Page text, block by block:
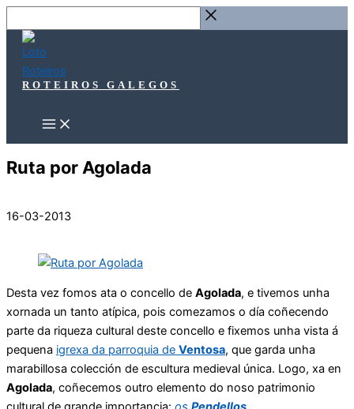
ao
contido
…
ROTEIROS GALEGOS
Ruta por Agolada
16-03-2013
Desta vez fomos ata o concello de Agolada, e tivemos unha
xornada un tanto atípica, pois comezamos o día coñecendo
parte da riqueza cultural deste concello e fixemos unha vista á
pequena igrexa da parroquia de Ventosa, que garda unha
marabillosa colección de escultura medieval única. Logo, xa en
Agolada, coñecemos outro elemento do noso patrimonio